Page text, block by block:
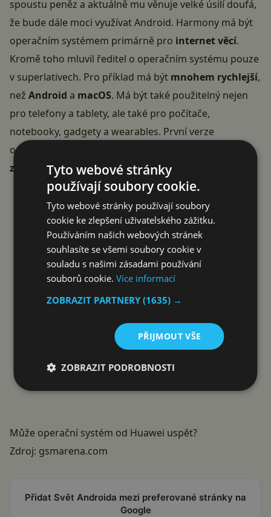
spoustu peněz a aktuálně mu věnuje velké úsilí doufá,
že bude dále moci využívat Android. Harmony má být
operačním systémem primárně pro internet věcí.
Kromě toho mluvil ředitel o operačním systému pouze
v superlativech. Pro příklad má být mnohem rychlejší,
než Android a macOS. Má být také použitelný nejen
pro telefony a tablety, ale také pro počítače,
notebooky, gadgety a wearables. První verze
operačního systému má přijít na čínský trh již na
začátku roku 2020.
Reklama
Může operační systém od Huawei uspět?
Zdroj: gsmarena.com
Přidat Svět Androida mezi preferované stránky na
Google
Tyto webové stránky
používají soubory cookie.
Tyto webové stránky používají soubory
cookie ke zlepšení uživatelského zážitku.
Používáním našich webových stránek
souhlasíte se všemi soubory cookie v
souladu s našimi zásadami používání
souborů cookie.Více informací
ZOBRAZIT PARTNERY(1635) →
PŘIJMOUT VŠE
ZOBRAZIT PODROBNOSTI